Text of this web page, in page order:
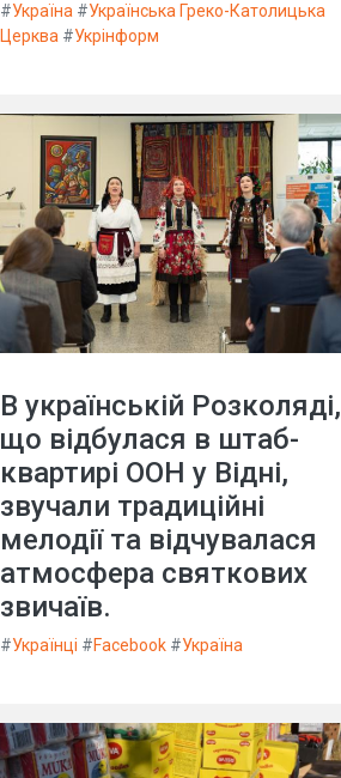
#Україна #Українська Греко-Католицька
Церква #Укрінформ
В українській Розколяді,
що відбулася в штаб-
квартирі ООН у Відні,
звучали традиційні
мелодії та відчувалася
атмосфера святкових
звичаїв.
#Українці #Facebook #Україна